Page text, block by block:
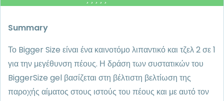
Summary
Το Bigger Size είναι ένα καινοτόμο λιπαντικό και τζελ 2 σε 1
για την μεγέθυνση πέους. Η δράση των συστατικών του
BiggerSize gel βασίζεται στη βέλτιστη βελτίωση της
παροχής αίματος στους ιστούς του πέους και με αυτό τον